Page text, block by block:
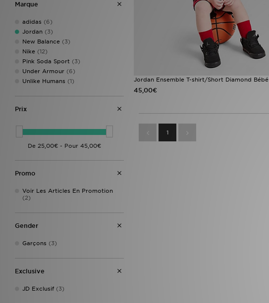
Marque
adidas (6)
Jordan (3)
New Balance (3)
Nike (12)
Pink Soda Sport (3)
Under Armour (6)
Unlike Humans (1)
Prix
Promo
Voir Les Articles En Promotion
(2)
Gender
Garçons (3)
Exclusive
JD Exclusif (3)
Jordan Ensemble T-shirt/Short Diamond Bébé
45,00€
1